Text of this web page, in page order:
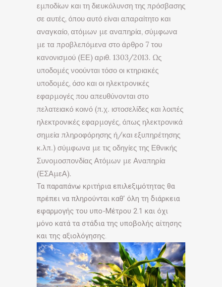
εμποδίων και τη διευκόλυνση της πρόσβασης
σε αυτές, όπου αυτό είναι απαραίτητο και
αναγκαίο, ατόμων με αναπηρία, σύμφωνα
με τα προβλεπόμενα στο άρθρο 7 του
κανονισμού (ΕΕ) αριθ. 1303/2013. Ως
υποδομές νοούνται τόσο οι κτηριακές
υποδομές, όσο και οι ηλεκτρονικές
εφαρμογές που απευθύνονται στο
πελατειακό κοινό (π.χ. ιστοσελίδες και λοιπές
ηλεκτρονικές εφαρμογές, όπως ηλεκτρονικά
σημεία πληροφόρησης ή/και εξυπηρέτησης
κ.λπ.) σύμφωνα με τις οδηγίες της Εθνικής
Συνομοσπονδίας Ατόμων με Αναπηρία
(ΕΣΑμεΑ).
Τα παραπάνω κριτήρια επιλεξιμότητας θα
πρέπει να πληρούνται καθ’ όλη τη διάρκεια
εφαρμογής του υπο-Μέτρου 2.1 και όχι
μόνο κατά τα στάδια της υποβολής αίτησης
και της αξιολόγησης.